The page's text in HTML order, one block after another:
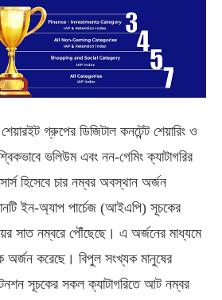
গ্রুপের ডিজিটাল কনটেন্ট শেয়ারিং ও
ভলিউম এবং নন-গেমিং ক্যাটাগরির
হিসেবে চার নম্বর অবস্থান অর্জন
ইন-অ্যাপ পার্চেজ (আইএপি) সূচকের
সাত নম্বরে পৌঁছেছে। এ অর্জনের মাধ্যমে
অর্জন করেছে। বিপুল সংখ্যক মানুষের
সূচকের সকল ক্যাটাগরিতে আট নম্বর